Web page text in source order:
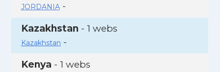
JORDANIA-
Kazakhstan - 1 webs
Kazakhstan -
Kenya - 1 webs